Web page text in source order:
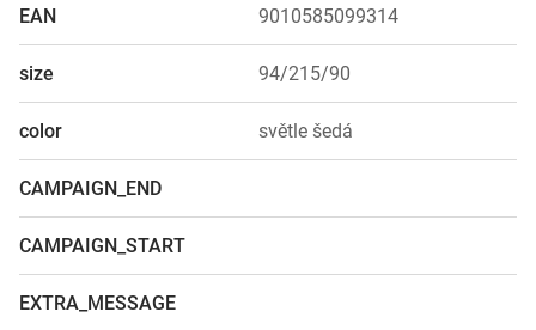
EAN 9010585099314
size 94/215/90
color světle šedá
CAMPAIGN_END
CAMPAIGN_START
EXTRA_MESSAGE